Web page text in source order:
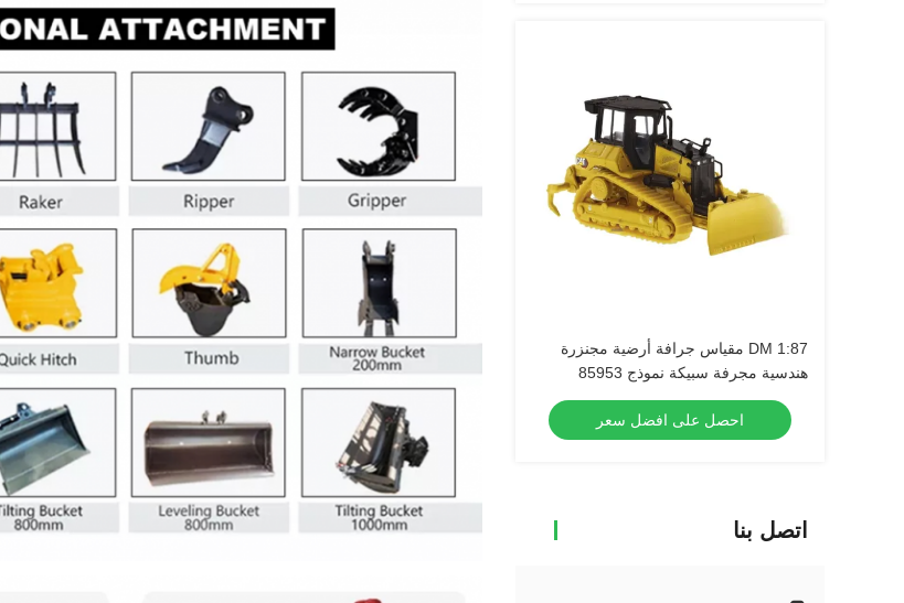
DM 1:87 مقياس جرافة أرضية مجنزرة
هندسية مجرفة سبيكة نموذج 85953
احصل على افضل سعر
اتصل بنا